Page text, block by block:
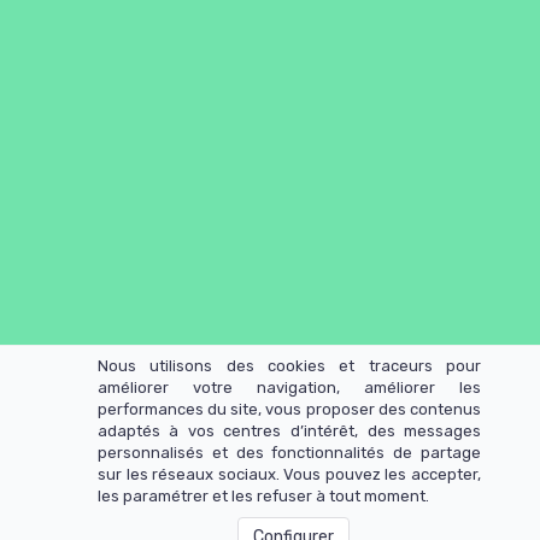
Pour contacter David :davidhabasque@force-
developpement.com
politique de confidentialité
mentions légales
David Habasque force et développement
© Tous droits réservés - 2019
Nous utilisons des cookies et traceurs pour
améliorer votre navigation, améliorer les
performances du site, vous proposer des contenus
adaptés à vos centres d’intérêt, des messages
personnalisés et des fonctionnalités de partage
sur les réseaux sociaux. Vous pouvez les accepter,
les paramétrer et les refuser à tout moment.